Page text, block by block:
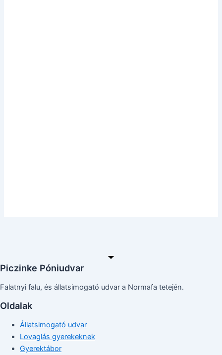
Piczinke Póniudvar
Falatnyi falu, és állatsimogató udvar a Normafa tetején.
Oldalak
Állatsimogató udvar
Lovaglás gyerekeknek
Gyerektábor